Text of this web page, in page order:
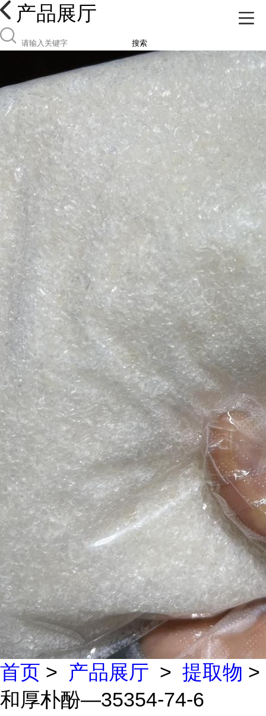
产品展厅
搜索
首页 > 产品展厅 > 提取物 >
和厚朴酚—35354-74-6